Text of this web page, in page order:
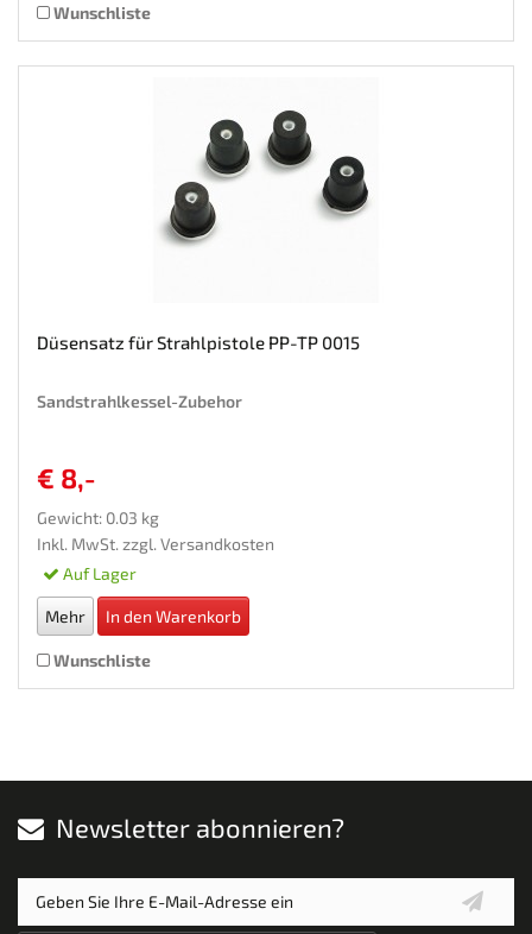
Wunschliste
Düsensatz für Strahlpistole PP-TP 0015
Sandstrahlkessel-Zubehor
€ 8,-
Gewicht: 0.03 kg
Inkl. MwSt. zzgl. Versandkosten
Auf Lager
Mehr In den Warenkorb
Wunschliste
Newsletter abonnieren?